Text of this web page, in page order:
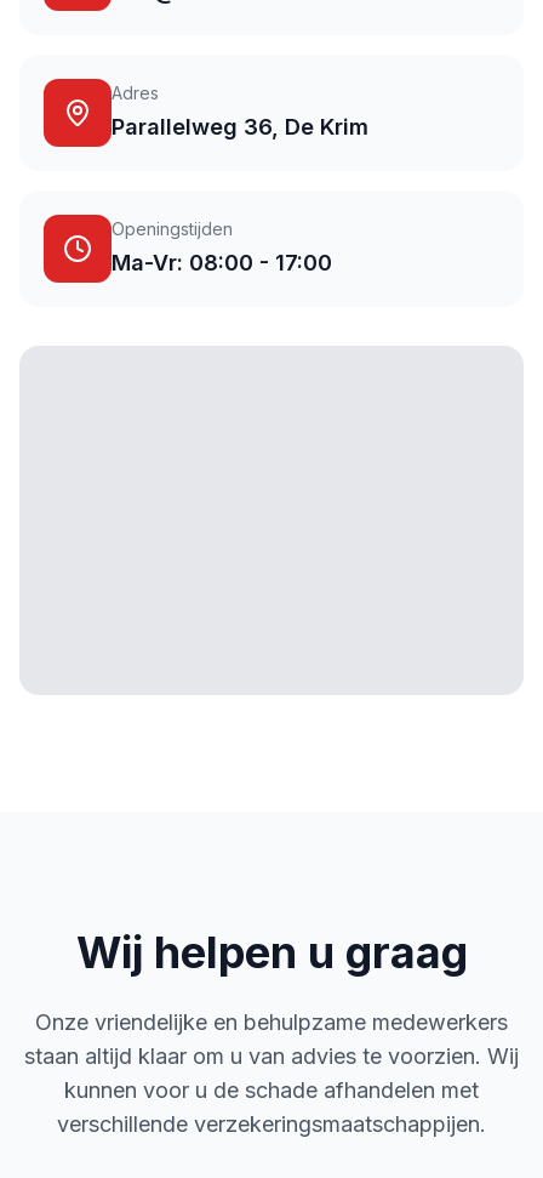
Adres
Parallelweg 36, De Krim
Openingstijden
Ma-Vr: 08:00 - 17:00
Wij helpen u graag
Onze vriendelijke en behulpzame medewerkers
staan altijd klaar om u van advies te voorzien. Wij
kunnen voor u de schade afhandelen met
verschillende verzekeringsmaatschappijen.